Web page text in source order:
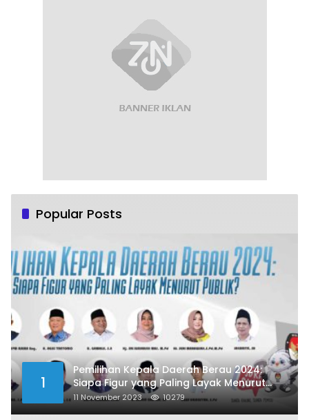
Popular Posts
1
Pemilihan Kepala Daerah Berau 2024:
Siapa Figur yang Paling Layak Menurut
Publik?
11 November 2023 10279